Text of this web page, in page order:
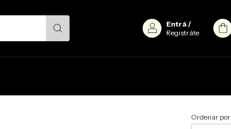
Entrá /
Registráte
Ordenar por